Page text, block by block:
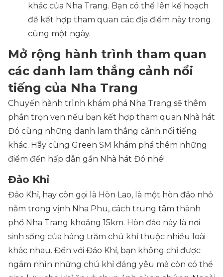
khác của Nha Trang. Bạn có thể lên kế hoạch
để kết hợp tham quan các địa điểm này trong
cùng một ngày.
Mở rộng hành trình tham quan
các danh lam thắng cảnh nổi
tiếng của Nha Trang
Chuyến hành trình khám phá Nha Trang sẽ thêm
phần trọn vẹn nếu bạn kết hợp tham quan Nhà hát
Đó cùng những danh lam thắng cảnh nổi tiếng
khác. Hãy cùng Green SM khám phá thêm những
điểm đến hấp dẫn gần Nhà hát Đó nhé!
Đảo Khỉ
Đảo Khỉ, hay còn gọi là Hòn Lao, là một hòn đảo nhỏ
nằm trong vịnh Nha Phu, cách trung tâm thành
phố Nha Trang khoảng 15km. Hòn đảo này là nơi
sinh sống của hàng trăm chú khỉ thuộc nhiều loài
khác nhau. Đến với Đảo Khỉ, bạn không chỉ được
ngắm nhìn những chú khỉ đáng yêu mà còn có thể